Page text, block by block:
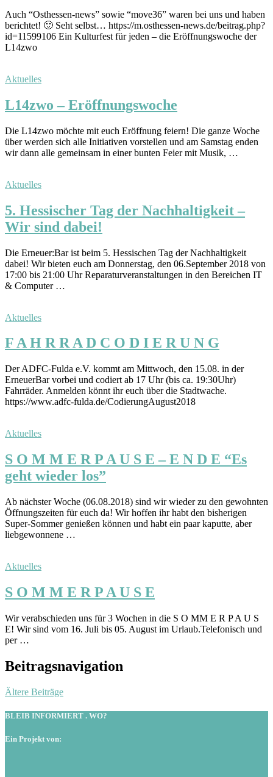
Auch “Osthessen-news” sowie “move36” waren bei uns und haben
berichtet! 🙂 Seht selbst… https://m.osthessen-news.de/beitrag.php?
id=11599106 Ein Kulturfest für jeden – die Eröffnungswoche der
L14zwo
Aktuelles
L14zwo – Eröffnungswoche
Die L14zwo möchte mit euch Eröffnung feiern! Die ganze Woche
über werden sich alle Initiativen vorstellen und am Samstag enden
wir dann alle gemeinsam in einer bunten Feier mit Musik, …
Aktuelles
5. Hessischer Tag der Nachhaltigkeit –
Wir sind dabei!
Die Erneuer:Bar ist beim 5. Hessischen Tag der Nachhaltigkeit
dabei! Wir bieten euch am Donnerstag, den 06.September 2018 von
17:00 bis 21:00 Uhr Reparaturveranstaltungen in den Bereichen IT
& Computer …
Aktuelles
F A H R R A D C O D I E R U N G
Der ADFC-Fulda e.V. kommt am Mittwoch, den 15.08. in der
ErneuerBar vorbei und codiert ab 17 Uhr (bis ca. 19:30Uhr)
Fahrräder. Anmelden könnt ihr euch über die Stadtwache.
https://www.adfc-fulda.de/CodierungAugust2018
Aktuelles
S O M M E R P A U S E – E N D E “Es
geht wieder los”
Ab nächster Woche (06.08.2018) sind wir wieder zu den gewohnten
Öffnungszeiten für euch da! Wir hoffen ihr habt den bisherigen
Super-Sommer genießen können und habt ein paar kaputte, aber
liebgewonnene …
Aktuelles
S O M M E R P A U S E
Wir verabschieden uns für 3 Wochen in die S O MM E R P A U S
E! Wir sind vom 16. Juli bis 05. August im Urlaub.Telefonisch und
per …
Beitragsnavigation
Ältere Beiträge
BLEIB INFORMIERT . WO?
Ein Projekt von: